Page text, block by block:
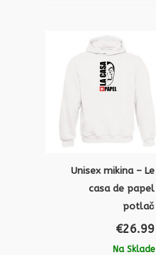
Unisex mikina – Le
casa de papel
potlač
€26.99
Na Sklade